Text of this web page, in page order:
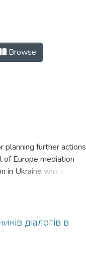
Browse
planning further actions
of Europe mediation
Ukraine which was
of the current
as follows.
courts,
- beginning from
state
діалогів в